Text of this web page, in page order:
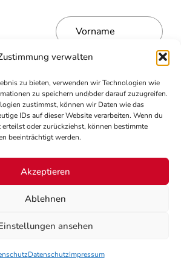
verwalten
zu bieten, verwenden wir Technologien wie
zu speichern und/oder darauf zuzugreifen.
zustimmst, können wir Daten wie das
IDs auf dieser Website verarbeiten. Wenn du
oder zurückziehst, können bestimmte
beeinträchtigt werden.
Akzeptieren
Ablehnen
ansehen
DatenschutzImpressum